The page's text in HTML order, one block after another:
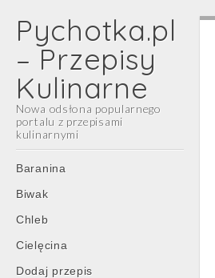
Pychotka.pl
– Przepisy
Kulinarne
Nowa odsłona popularnego
portalu z przepisami
kulinarnymi
Main
menu
Skip
content
Baranina
Biwak
Chleb
Cielęcina
Dodaj przepis